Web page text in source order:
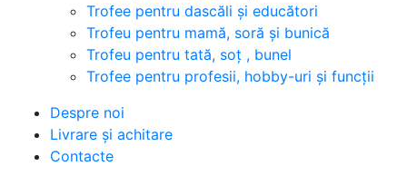
Trofee pentru dascăli și educători
Trofeu pentru mamă, soră și bunică
Trofeu pentru tată, soț , bunel
Trofee pentru profesii, hobby-uri și funcții
Despre noi
Livrare și achitare
Contacte